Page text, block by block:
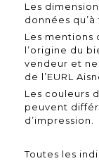
Les
données
Les mentions
l’origine du
vendeur et
de l’EURL
Les couleurs
peuvent
d’impression.
Toutes les